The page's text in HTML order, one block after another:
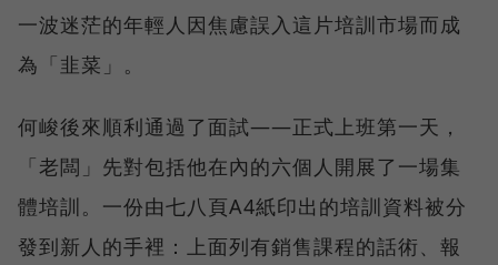
一波迷茫的年輕人因焦慮誤入這片培訓市場而成
為「韭菜」。
何峻後來順利通過了面試——正式上班第一天，
「老闆」先對包括他在內的六個人開展了一場集
體培訓。一份由七八頁A4紙印出的培訓資料被分
發到新人的手裡：上面列有銷售課程的話術、報